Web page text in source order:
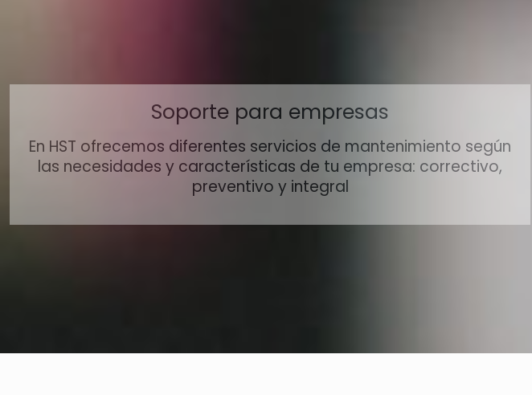
Soporte para empresas
En HST ofrecemos diferentes servicios de mantenimiento según
las necesidades y características de tu empresa: correctivo,
preventivo y integral